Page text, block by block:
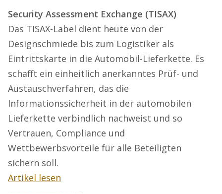
Security Assessment Exchange (TISAX)
Das TISAX-Label dient heute von der
Designschmiede bis zum Logistiker als
Eintrittskarte in die Automobil-Lieferkette. Es
schafft ein einheitlich anerkanntes Prüf- und
Austauschverfahren, das die
Informationssicherheit in der automobilen
Lieferkette verbindlich nachweist und so
Vertrauen, Compliance und
Wettbewerbsvorteile für alle Beteiligten
sichern soll.
Artikel lesen